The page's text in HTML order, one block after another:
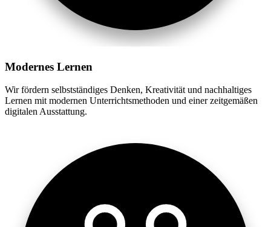
Modernes Lernen
Wir fördern selbstständiges Denken, Kreativität und nachhaltiges
Lernen mit modernen Unterrichtsmethoden und einer zeitgemäßen
digitalen Ausstattung.